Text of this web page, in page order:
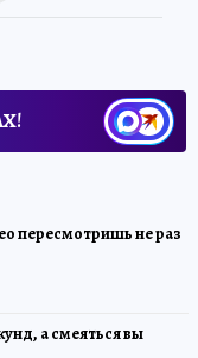
пересмотришь не раз
а смеяться вы